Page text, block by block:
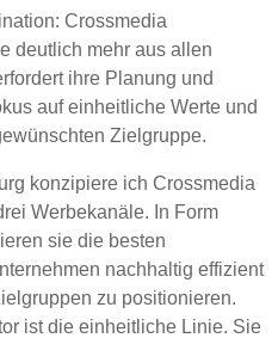
Crossmedia
deutlich mehr aus allen
ihre Planung und
auf einheitliche Werte und
Zielgruppe.
konzipiere ich Crossmedia
Werbekanäle. In Form
sie die besten
nachhaltig effizient
zu positionieren.
ist die einheitliche Linie. Sie